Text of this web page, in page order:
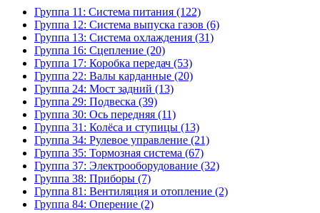
Группа 11: Система питания (122)
Группа 12: Система выпуска газов (6)
Группа 13: Система охлаждения (31)
Группа 16: Сцепление (20)
Группа 17: Коробка передач (53)
Группа 22: Валы карданные (20)
Группа 24: Мост задний (13)
Группа 29: Подвеска (39)
Группа 30: Ось передняя (11)
Группа 31: Колёса и ступицы (13)
Группа 34: Рулевое управление (21)
Группа 35: Тормозная система (67)
Группа 37: Электрооборудование (32)
Группа 38: Приборы (7)
Группа 81: Вентиляция и отопление (2)
Группа 84: Оперение (2)